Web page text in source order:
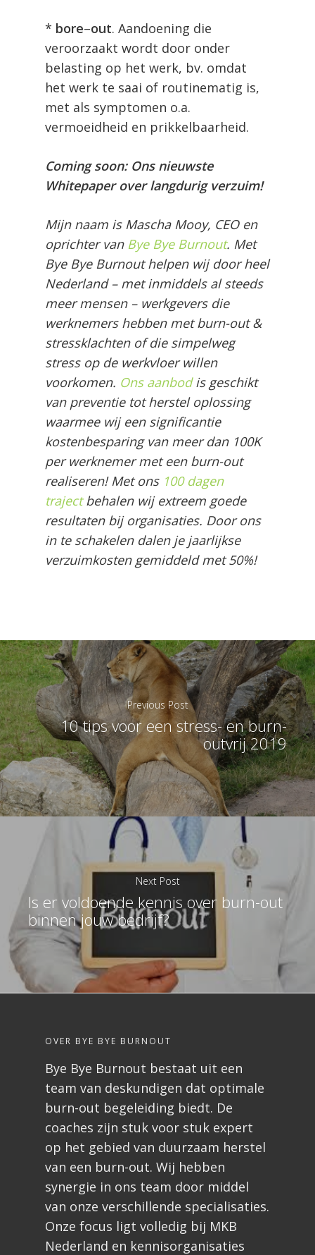
* bore–out. Aandoening die
veroorzaakt wordt door onder
belasting op het werk, bv. omdat
het werk te saai of routinematig is,
met als symptomen o.a.
vermoeidheid en prikkelbaarheid.
Coming soon: Ons nieuwste
Whitepaper over langdurig verzuim!
Mijn naam is Mascha Mooy, CEO en
oprichter van Bye Bye Burnout. Met
Bye Bye Burnout helpen wij door heel
Nederland – met inmiddels al steeds
meer mensen – werkgevers die
werknemers hebben met burn-out &
stressklachten of die simpelweg
stress op de werkvloer willen
voorkomen. Ons aanbodis geschikt
van preventie tot herstel oplossing
waarmee wij een significantie
kostenbesparing van meer dan 100K
per werknemer met een burn-out
realiseren! Met ons 100 dagen
trajectbehalen wij extreem goede
resultaten bij organisaties. Door ons
in te schakelen dalen je jaarlijkse
verzuimkosten gemiddeld met 50%!
Previous Post
10 tips voor een stress- en burn-
outvrij 2019
Next Post
Is er voldoende kennis over burn-out
binnen jouw bedrijf?
OVER BYE BYE BURNOUT
Bye Bye Burnout bestaat uit een
team van deskundigen dat optimale
burn-out begeleiding biedt. De
coaches zijn stuk voor stuk expert
op het gebied van duurzaam herstel
van een burn-out. Wij hebben
synergie in ons team door middel
van onze verschillende specialisaties.
Onze focus ligt volledig bij MKB
Nederland en kennisorganisaties